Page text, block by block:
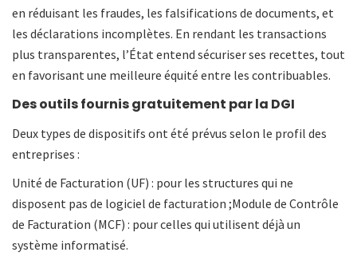
en réduisant les fraudes, les falsifications de documents, et
les déclarations incomplètes. En rendant les transactions
plus transparentes, l’État entend sécuriser ses recettes, tout
en favorisant une meilleure équité entre les contribuables.
Des outils fournis gratuitement par la DGI
Deux types de dispositifs ont été prévus selon le profil des
entreprises :
Unité de Facturation (UF) : pour les structures qui ne
disposent pas de logiciel de facturation ;Module de Contrôle
de Facturation (MCF) : pour celles qui utilisent déjà un
système informatisé.